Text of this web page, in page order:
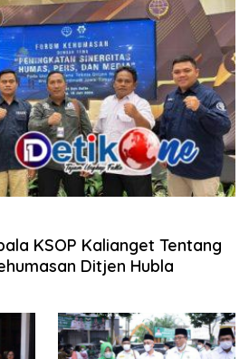
KSOP Kalianget Tentang
Ditjen Hubla